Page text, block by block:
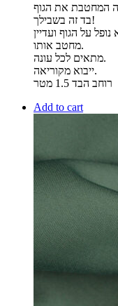
בד זה בשבילך!
על הגוף ועדיין
מחטב אותו.
מתאים לכל עונה.
ייבוא מקוריאה.
רוחב הבד 1.5 מטר
Add to cart